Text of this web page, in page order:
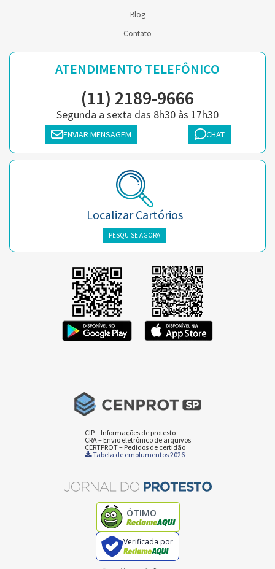
Blog
Contato
ATENDIMENTO TELEFÔNICO
(11) 2189-9666
Segunda a sexta das 8h30 às 17h30
ENVIAR MENSAGEM CHAT
Localizar Cartórios
PESQUISE AGORA
CIP – Informações de protesto
CRA – Envio eletrônico de arquivos
CERTPROT – Pedidos de certidão
Tabela de emolumentos 2026
ÓTIMO
Verificada por